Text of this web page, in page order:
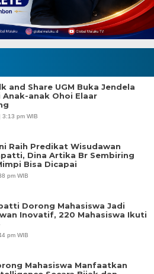
and Share UGM Buka Jendela
Anak-anak Ohoi Elaar
3:13 pm WIB
Raih Predikat Wisudawan
Dina Artika Br Sembiring
Bisa Dicapai
pm WIB
Dorong Mahasiswa Jadi
Inovatif, 220 Mahasiswa Ikuti
pm WIB
Mahasiswa Manfaatkan